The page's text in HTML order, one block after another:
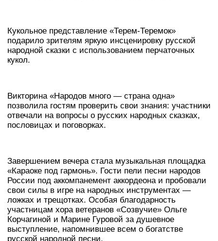
Кукольное представление «Терем‑Теремок»
подарило зрителям яркую инсценировку русской
народной сказки с использованием перчаточных
кукол.
Викторина «Народов много — страна одна»
позволила гостям проверить свои знания: участники
отвечали на вопросы о русских народных сказках,
пословицах и поговорках.
Завершением вечера стала музыкальная площадка
«Караоке под гармонь». Гости пели песни народов
России под аккомпанемент аккордеона и пробовали
свои силы в игре на народных инструментах —
ложках и трещотках. Особая благодарность
участницам хора ветеранов «Созвучие» Ольге
Корчагиной и Марине Гуровой за душевное
выступление, напомнившее всем о богатстве
русской народной песни.